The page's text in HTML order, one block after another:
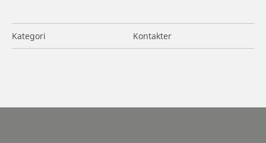
Kategori Kontakter